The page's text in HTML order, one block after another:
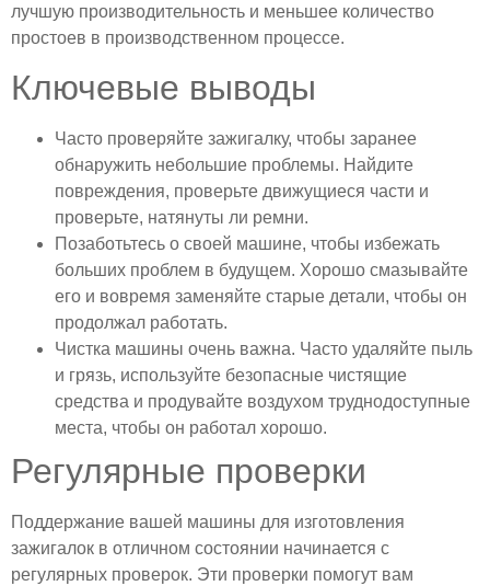
лучшую производительность и меньшее количество
простоев в производственном процессе.
Ключевые выводы
Часто проверяйте зажигалку, чтобы заранее
обнаружить небольшие проблемы. Найдите
повреждения, проверьте движущиеся части и
проверьте, натянуты ли ремни.
Позаботьтесь о своей машине, чтобы избежать
больших проблем в будущем. Хорошо смазывайте
его и вовремя заменяйте старые детали, чтобы он
продолжал работать.
Чистка машины очень важна. Часто удаляйте пыль
и грязь, используйте безопасные чистящие
средства и продувайте воздухом труднодоступные
места, чтобы он работал хорошо.
Регулярные проверки
Поддержание вашей машины для изготовления
зажигалок в отличном состоянии начинается с
регулярных проверок. Эти проверки помогут вам